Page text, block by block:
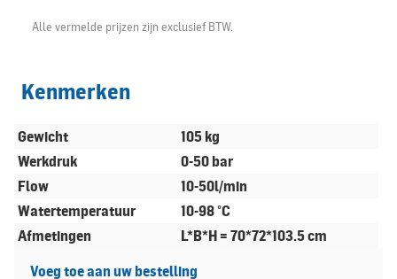
Alle vermelde prijzen zijn exclusief BTW.
Kenmerken
Gewicht
105 kg
Werkdruk
0-50 bar
Flow
10-50l/min
Watertemperatuur
10-98 °C
Afmetingen
L*B*H = 70*72*103.5 cm
Voeg toe aan uw bestelling